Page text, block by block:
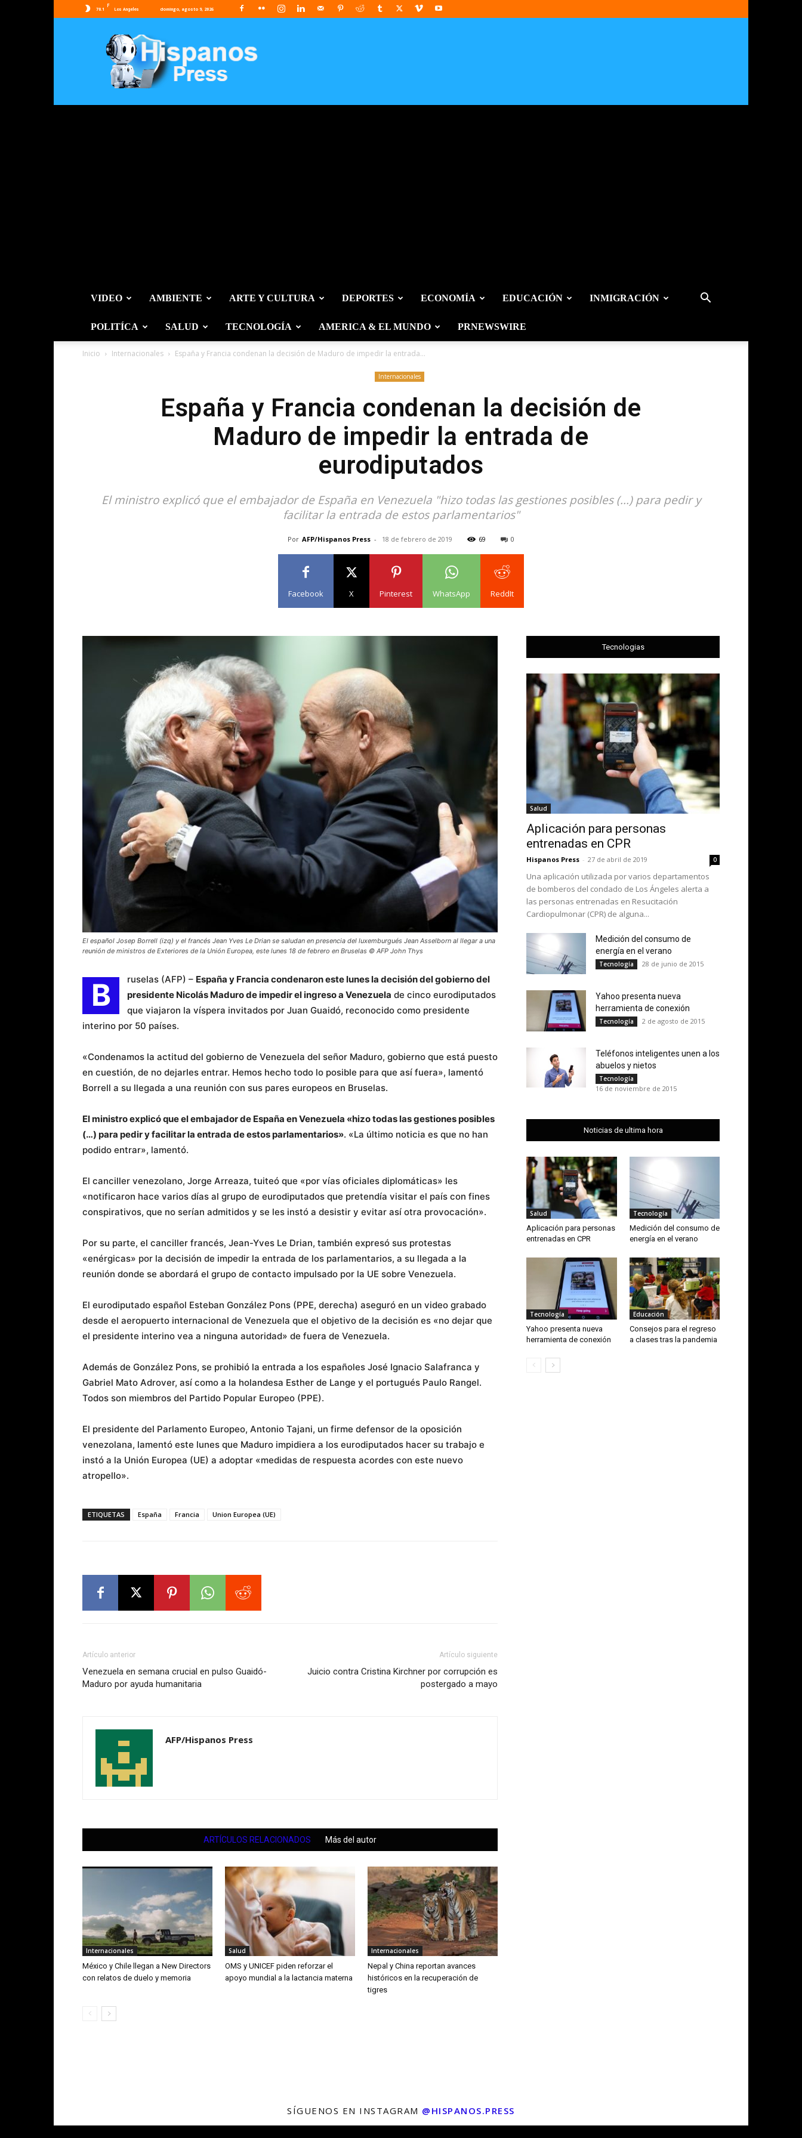
70.1
F
Los Angeles domingo, agosto 9, 2026
Press
VIDEO AMBIENTE ARTE Y CULTURA DEPORTES ECONOMÍA EDUCACIÓN INMIGRACIÓN
POLITÍCA SALUD TECNOLOGÍA AMERICA & EL MUNDO PRNEWSWIRE
Inicio Internacionales España y Francia condenan la decisión de Maduro de impedir la entrada...
Internacionales
España y Francia condenan la decisión de
Maduro de impedir la entrada de
eurodiputados
El ministro explicó que el embajador de España en Venezuela "hizo todas las gestiones posibles (...) para pedir y
facilitar la entrada de estos parlamentarios"
Por AFP/Hispanos Press - 18 de febrero de 2019 69 0
Facebook X Pinterest WhatsApp ReddIt
El español Josep Borrell (izq) y el francés Jean Yves Le Drian se saludan en presencia del luxemburgués Jean Asselborn al llegar a una
reunión de ministros de Exteriores de la Unión Europea, este lunes 18 de febrero en Bruselas © AFP John Thys
B ruselas (AFP) – España y Francia condenaron este lunes la decisión del gobierno del
presidente Nicolás Maduro de impedir el ingreso a Venezuela de cinco eurodiputados
que viajaron la víspera invitados por Juan Guaidó, reconocido como presidente
interino por 50 países.
«Condenamos la actitud del gobierno de Venezuela del señor Maduro, gobierno que está puesto
en cuestión, de no dejarles entrar. Hemos hecho todo lo posible para que así fuera», lamentó
Borrell a su llegada a una reunión con sus pares europeos en Bruselas.
El ministro explicó que el embajador de España en Venezuela «hizo todas las gestiones posibles
(…) para pedir y facilitar la entrada de estos parlamentarios». «La último noticia es que no han
podido entrar», lamentó.
El canciller venezolano, Jorge Arreaza, tuiteó que «por vías oficiales diplomáticas» les
«notificaron hace varios días al grupo de eurodiputados que pretendía visitar el país con fines
conspirativos, que no serían admitidos y se les instó a desistir y evitar así otra provocación».
Por su parte, el canciller francés, Jean-Yves Le Drian, también expresó sus protestas
«enérgicas» por la decisión de impedir la entrada de los parlamentarios, a su llegada a la
reunión donde se abordará el grupo de contacto impulsado por la UE sobre Venezuela.
El eurodiputado español Esteban González Pons (PPE, derecha) aseguró en un video grabado
desde el aeropuerto internacional de Venezuela que el objetivo de la decisión es «no dejar que
el presidente interino vea a ninguna autoridad» de fuera de Venezuela.
Además de González Pons, se prohibió la entrada a los españoles José Ignacio Salafranca y
Gabriel Mato Adrover, así como a la holandesa Esther de Lange y el portugués Paulo Rangel.
Todos son miembros del Partido Popular Europeo (PPE).
El presidente del Parlamento Europeo, Antonio Tajani, un firme defensor de la oposición
venezolana, lamentó este lunes que Maduro impidiera a los eurodiputados hacer su trabajo e
instó a la Unión Europea (UE) a adoptar «medidas de respuesta acordes con este nuevo
atropello».
ETIQUETAS España Francia Union Europea (UE)
Artículo anterior
Venezuela en semana crucial en pulso Guaidó-
Maduro por ayuda humanitaria
Artículo siguiente
Juicio contra Cristina Kirchner por corrupción es
postergado a mayo
AFP/Hispanos Press
ARTÍCULOS RELACIONADOS Más del autor
Internacionales
México y Chile llegan a New Directors
con relatos de duelo y memoria
Salud
OMS y UNICEF piden reforzar el
apoyo mundial a la lactancia materna
Internacionales
Nepal y China reportan avances
históricos en la recuperación de
tigres
Tecnologias
Salud
Aplicación para personas
entrenadas en CPR
Hispanos Press - 27 de abril de 2019 0
Una aplicación utilizada por varios departamentos
de bomberos del condado de Los Ángeles alerta a
las personas entrenadas en Resucitación
Cardiopulmonar (CPR) de alguna...
Medición del consumo de
energía en el verano
Tecnología 28 de junio de 2015
Yahoo presenta nueva
herramienta de conexión
Tecnología 2 de agosto de 2015
Teléfonos inteligentes unen a los
abuelos y nietos
Tecnología
16 de noviembre de 2015
Noticias de ultima hora
Salud
Aplicación para personas
entrenadas en CPR
Tecnología
Medición del consumo de
energía en el verano
Tecnología
Yahoo presenta nueva
herramienta de conexión
Educación
Consejos para el regreso
a clases tras la pandemia
SÍGUENOS EN INSTAGRAM @HISPANOS.PRESS